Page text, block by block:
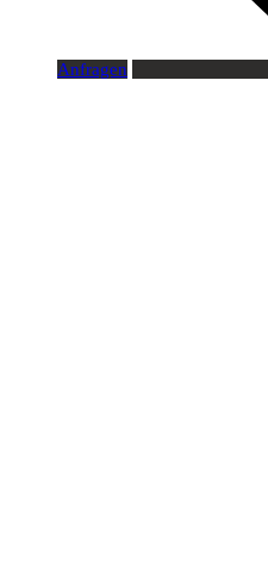
Anfragen